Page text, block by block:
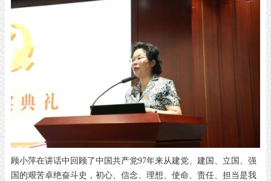
顾小萍在讲话中回顾了中国共产党97年来从建党、建国、立国、强
国的艰苦卓绝奋斗史，初心、信念、理想、使命、责任、担当是我